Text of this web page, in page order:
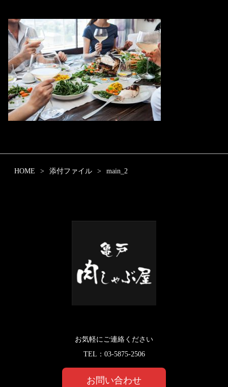
HOME 添付ファイル main_2
お気軽にご連絡ください
TEL： 03-5875-2506
お問い合わせ